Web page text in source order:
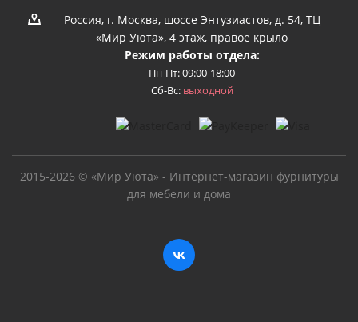
Россия, г. Москва, шоссе Энтузиастов, д. 54, ТЦ
«Мир Уюта», 4 этаж, правое крыло
Режим работы отдела:
Пн-Пт: 09:00-18:00
Сб-Вс: выходной
2015-2026 © «Мир Уюта» - Интернет-магазин фурнитуры
для мебели и дома